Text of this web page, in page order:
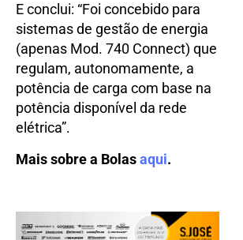
E conclui: “Foi concebido para
sistemas de gestão de energia
(apenas Mod. 740 Connect) que
regulam, autonomamente, a
potência de carga com base na
potência disponível da rede
elétrica”.
Mais sobre a Bolasaqui.